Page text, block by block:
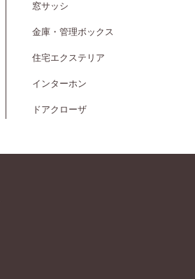
窓サッシ
金庫・管理ボックス
住宅エクステリア
インターホン
ドアクローザ